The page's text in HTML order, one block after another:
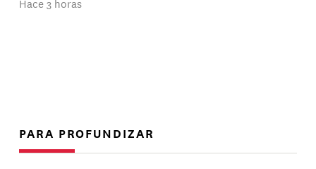
PARA PROFUNDIZAR